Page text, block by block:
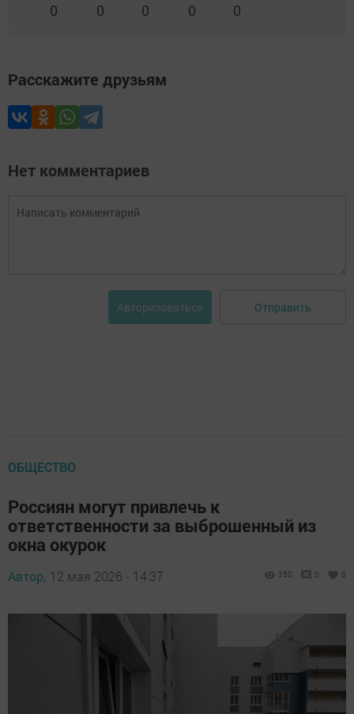
0 0 0 0 0
Расскажите друзьям
Нет комментариев
Авторизоваться Отправить
ОБЩЕСТВО
Россиян могут привлечь к
ответственности за выброшенный из
окна окурок
Автор, 12 мая 2026 - 14:37 350 0 0